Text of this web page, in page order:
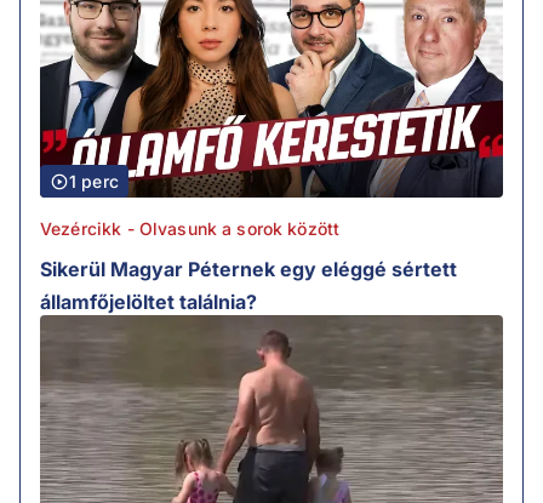
1 perc
Vezércikk - Olvasunk a sorok között
Sikerül Magyar Péternek egy eléggé sértett
államfőjelöltet találnia?